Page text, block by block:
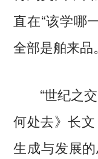
直在“该学哪
全部是舶来品。
“世纪之交
何处去》长
生成与发展的